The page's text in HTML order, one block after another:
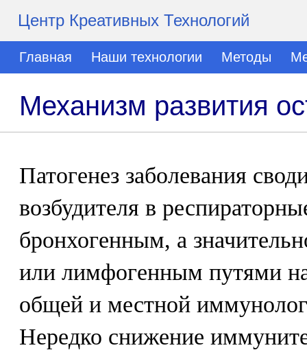
Центр Креативных Технологий
Главная Наши технологии Методы
Механизм развития
Патогенез заболевания
возбудителя в
бронхогенным, а
или лимфогенным путями
общей и местной
Нередко снижение